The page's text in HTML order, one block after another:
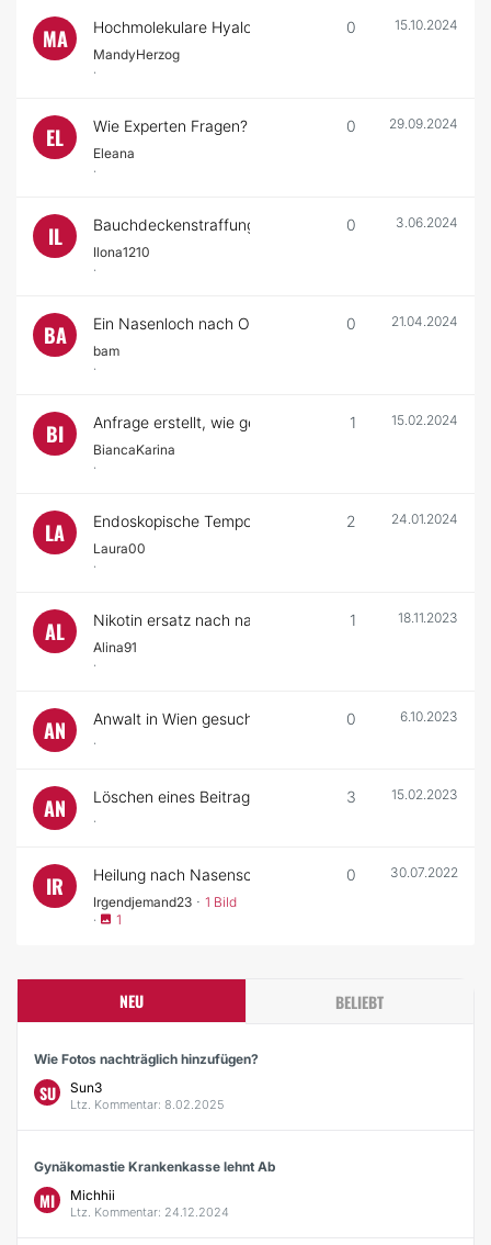
MA Hochmolekulare Hyaloronsäure
MandyHerzog
·
0 15.10.2024
EL Wie Experten Fragen?
Eleana
·
0 29.09.2024
IL Bauchdeckenstraffung
Ilona1210
·
0 3.06.2024
BA Ein Nasenloch nach Op ständigt zu
bam
·
0 21.04.2024
BI Anfrage erstellt, wie geht es weiter?
BiancaKarina
·
1 15.02.2024
LA Endoskopische Temporallifting / Augenbrauenlifting
Laura00
·
2 24.01.2024
AL Nikotin ersatz nach nasenmuschel verkleinerung
Alina91
·
1 18.11.2023
AN Anwalt in Wien gesucht
·
0 6.10.2023
AN Löschen eines Beitrags und Fotos
·
3 15.02.2023
IR Heilung nach Nasenscheidewand op?
Irgendjemand23 · 1 Bild
·
1
0 30.07.2022
NEU BELIEBT
Wie Fotos nachträglich hinzufügen?
SU Sun3
Ltz. Kommentar: 8.02.2025
Gynäkomastie Krankenkasse lehnt Ab
MI Michhii
Ltz. Kommentar: 24.12.2024